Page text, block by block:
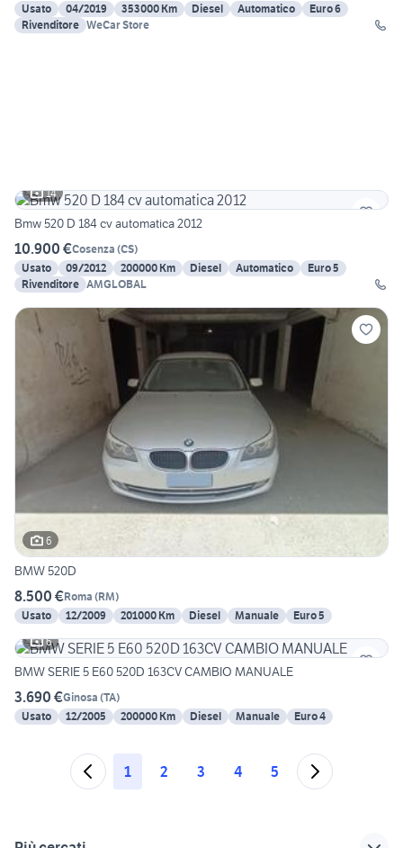
Usato
04/2019 353000 Km Diesel Automatico
Euro 6
Rivenditore WeCar Store
14
Bmw 520 D 184 cv automatica 2012
10.900 €Cosenza (CS)
Usato
09/2012 200000 Km Diesel Automatico
Euro 5
Rivenditore AMGLOBAL
6
BMW 520D
8.500 €Roma (RM)
Usato
12/2009 201000 Km Diesel Manuale
Euro 5
6
BMW SERIE 5 E60 520D 163CV CAMBIO MANUALE
3.690 €Ginosa (TA)
Usato
12/2005 200000 Km Diesel Manuale Euro 4
1 2 3 4 5